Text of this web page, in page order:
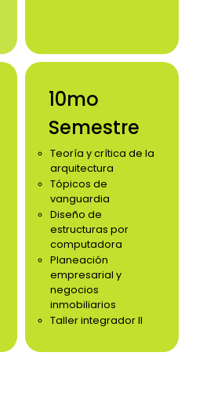
10mo
Semestre
Teoría y crítica de la
arquitectura
Tópicos de
vanguardia
Diseño de
estructuras por
computadora
Planeación
empresarial y
negocios
inmobiliarios
Taller integrador II